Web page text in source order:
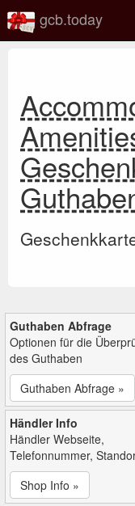
gcb.today
Guthaben Abfrage
Optionen für die
des Guthaben
Guthaben Abfrage »
Händler Info
Händler Webseite,
Telefonnummer,
Shop Info »